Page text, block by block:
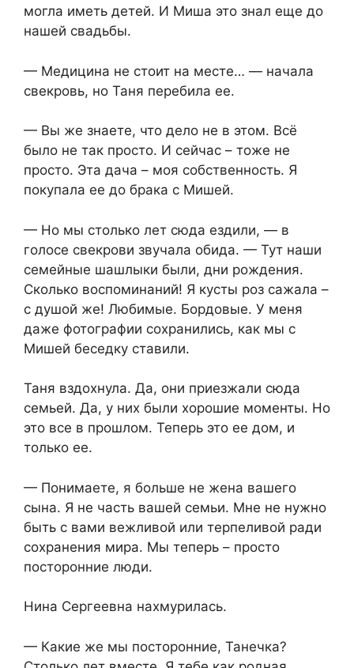
могла иметь детей. И Миша это знал еще до
нашей свадьбы.
— Медицина не стоит на месте… — начала
свекровь, но Таня перебила ее.
— Вы же знаете, что дело не в этом. Всё
было не так просто. И сейчас – тоже не
просто. Эта дача – моя собственность. Я
покупала ее до брака с Мишей.
— Но мы столько лет сюда ездили, — в
голосе свекрови звучала обида. — Тут наши
семейные шашлыки были, дни рождения.
Сколько воспоминаний! Я кусты роз сажала –
с душой же! Любимые. Бордовые. У меня
даже фотографии сохранились, как мы с
Мишей беседку ставили.
Таня вздохнула. Да, они приезжали сюда
семьей. Да, у них были хорошие моменты. Но
это все в прошлом. Теперь это ее дом, и
только ее.
— Понимаете, я больше не жена вашего
сына. Я не часть вашей семьи. Мне не нужно
быть с вами вежливой или терпеливой ради
сохранения мира. Мы теперь – просто
посторонние люди.
Нина Сергеевна нахмурилась.
— Какие же мы посторонние, Танечка?